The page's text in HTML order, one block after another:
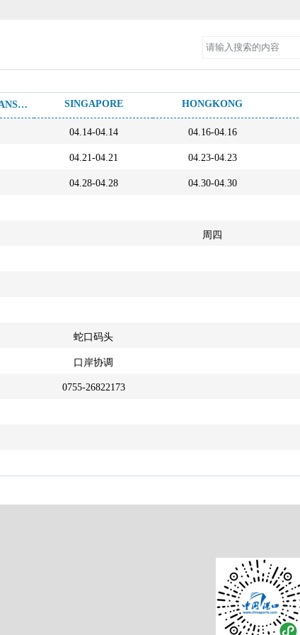
GUANGZHOU（NANSHA） SINGAPORE HONGKONG
04.14-04.14 04.16-04.16
04.21-04.21 04.23-04.23
04.28-04.28 04.30-04.30
周四
蛇口码头
口岸协调
0755-26822173